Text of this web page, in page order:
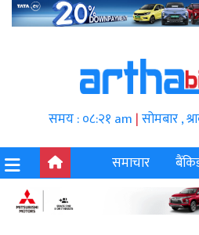
समय : ०८:२१ am |सोमबार ,
समाचार